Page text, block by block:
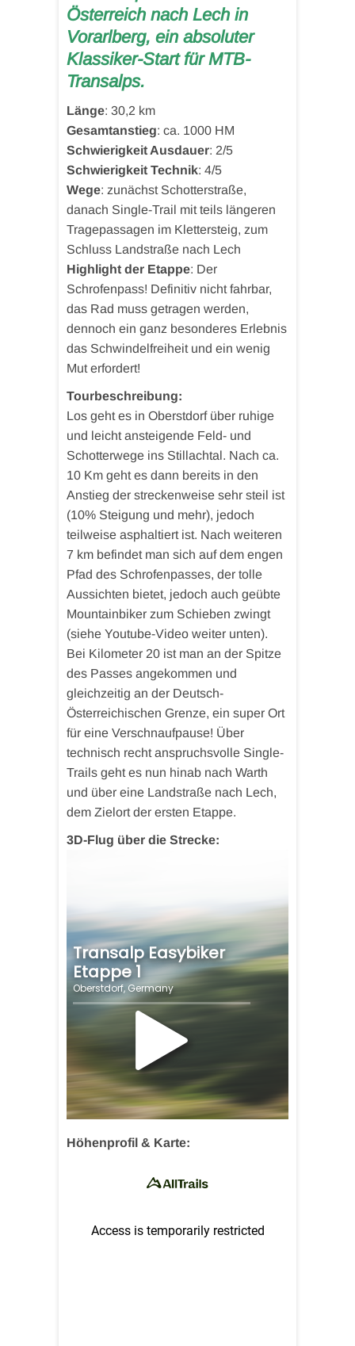
Österreich nach Lech in
Vorarlberg, ein absoluter
Klassiker-Start für MTB-
Transalps.
Länge: 30,2 km
Gesamtanstieg: ca. 1000 HM
Schwierigkeit Ausdauer: 2/5
Schwierigkeit Technik: 4/5
Wege: zunächst Schotterstraße,
danach Single-Trail mit teils längeren
Tragepassagen im Klettersteig, zum
Schluss Landstraße nach Lech
Highlight der Etappe: Der
Schrofenpass! Definitiv nicht fahrbar,
das Rad muss getragen werden,
dennoch ein ganz besonderes Erlebnis
das Schwindelfreiheit und ein wenig
Mut erfordert!
Tourbeschreibung:
Los geht es in Oberstdorf über ruhige
und leicht ansteigende Feld- und
Schotterwege ins Stillachtal. Nach ca.
10 Km geht es dann bereits in den
Anstieg der streckenweise sehr steil ist
(10% Steigung und mehr), jedoch
teilweise asphaltiert ist. Nach weiteren
7 km befindet man sich auf dem engen
Pfad des Schrofenpasses, der tolle
Aussichten bietet, jedoch auch geübte
Mountainbiker zum Schieben zwingt
(siehe Youtube-Video weiter unten).
Bei Kilometer 20 ist man an der Spitze
des Passes angekommen und
gleichzeitig an der Deutsch-
Österreichischen Grenze, ein super Ort
für eine Verschnaufpause! Über
technisch recht anspruchsvolle Single-
Trails geht es nun hinab nach Warth
und über eine Landstraße nach Lech,
dem Zielort der ersten Etappe.
3D-Flug über die Strecke:
Höhenprofil & Karte: